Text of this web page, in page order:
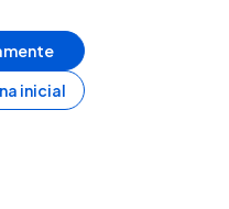
inicial